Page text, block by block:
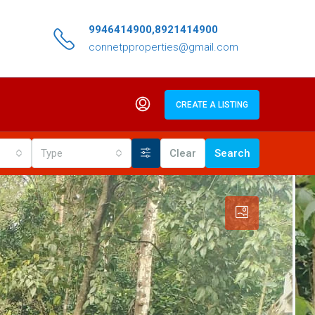
9946414900,8921414900
connetpproperties@gmail.com
CREATE A LISTING
Type Clear Search